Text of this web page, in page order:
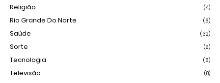
Religião (4)
Rio Grande Do Norte (6)
Saúde (32)
Sorte (9)
Tecnologia (6)
Televisão (8)